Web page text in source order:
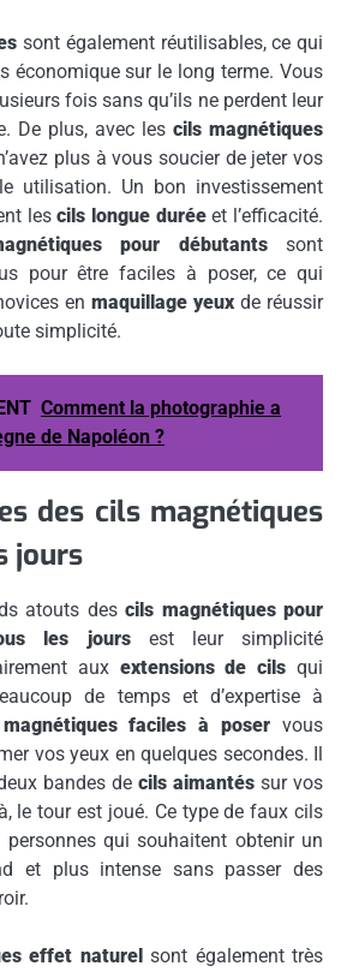
sont également réutilisables, ce qui
économique sur le long terme. Vous
fois sans qu’ils ne perdent leur
De plus, avec les cils magnétiques
plus à vous soucier de jeter vos
utilisation. Un bon investissement
lescils longue duréeet l’efficacité.
pour débutantssont
pour être faciles à poser, ce qui
en maquillage yeux de réussir
simplicité.
Comment la photographie a
de Napoléon ?
des cils magnétiques
jours
atouts des cils magnétiques pour
les joursest leur simplicité
aux extensions de cils qui
de temps et d’expertise à
faciles à poser vous
vos yeux en quelques secondes. Il
bandes de cils aimantés sur vos
le tour est joué. Ce type de faux cils
qui souhaitent obtenir un
et plus intense sans passer des
effet naturel sont également très